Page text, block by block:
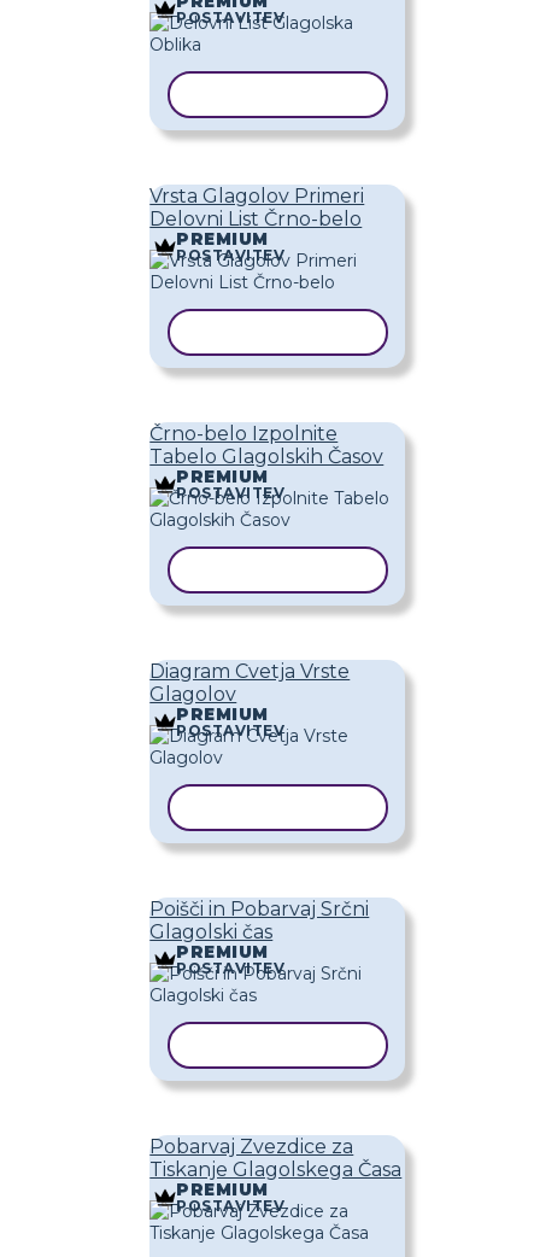
POSTAVITEV
Vrsta Glagolov Primeri
Delovni List Črno-belo
PREMIUM
POSTAVITEV
Črno-belo Izpolnite
Tabelo Glagolskih Časov
PREMIUM
POSTAVITEV
Diagram Cvetja Vrste
Glagolov
PREMIUM
POSTAVITEV
Poišči in Pobarvaj Srčni
Glagolski čas
PREMIUM
POSTAVITEV
Pobarvaj Zvezdice za
Tiskanje Glagolskega Časa
PREMIUM
POSTAVITEV